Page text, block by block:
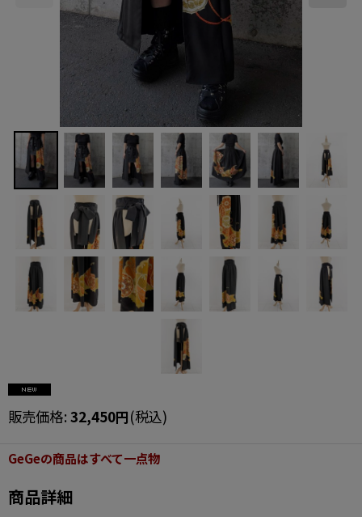
販売価格: 32,450円(税込)
GeGeの商品はすべて一点物
商品詳細